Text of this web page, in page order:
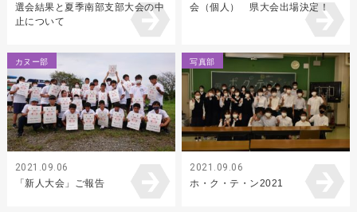
選会結果と夏季南部支部大会の中
止について
会（個人） 県大会出場決定！
カヌー部
2021.09.06
「新人大会」ご報告
写真部
2021.09.06
ホ・ク・テ・ン2021